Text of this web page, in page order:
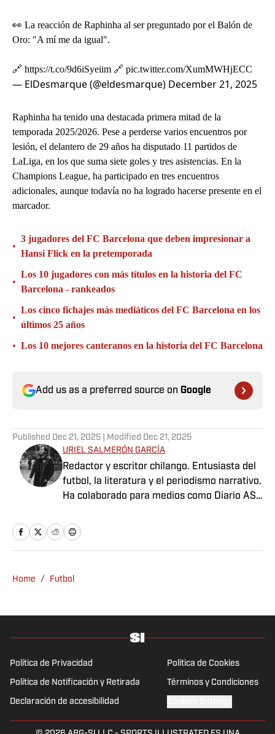
👀 La reacción de Raphinha al ser preguntado por el Balón de
Oro: "A mí me da igual".
🔗 https://t.co/9d6iSyeiim 🔗 pic.twitter.com/XumMWHjECC
— ElDesmarque (@eldesmarque) December 21, 2025
Raphinha ha tenido una destacada primera mitad de la
temporada 2025/2026. Pese a perderse varios encuentros por
lesión, el delantero de 29 años ha disputado 11 partidos de
LaLiga, en los que suma siete goles y tres asistencias. En la
Champions League, ha participado en tres encuentros
adicionales, aunque todavía no ha logrado hacerse presente en el
marcador.
•
3 jugadores del FC Barcelona que deben impresionar a
Hansi Flick en la pretemporada
•
Los 10 jugadores con más títulos en la historia del FC
Barcelona - rankeados
•
Los cinco fichajes más mediáticos del FC Barcelona en los
últimos 25 años
• Los 10 mejores canteranos en la historia del FC Barcelona
Add us as a preferred source on Google
Published Dec 21, 2025 | Modified Dec 21, 2025
URIEL SALMERÓN GARCÍA
Redactor y escritor chilango. Entusiasta del
futbol, la literatura y el periodismo narrativo.
Ha colaborado para medios como Diario AS
Pie de Página, entre otros.
Home / Futbol
Política de Privacidad Política de Cookies
Política de Notificación y Retirada Términos y Condiciones
Declaración de accesibilidad